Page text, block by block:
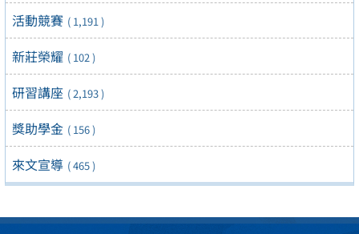
活動競賽 ( 1,191 )
新莊榮耀 ( 102 )
研習講座 ( 2,193 )
獎助學金 ( 156 )
來文宣導 ( 465 )